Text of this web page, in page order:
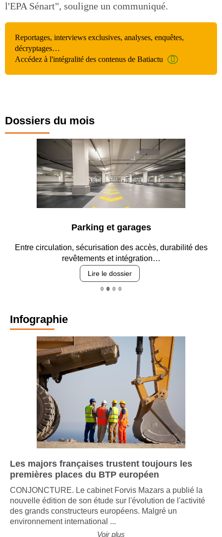
l'EPA Sénart", souligne un communiqué.
Reportages, interviews exclusives, analyses, enquêtes,
décryptages…
Accédez à l'intégralité des contenus de Batiactu
Dossiers du mois
Parking et garages
Entre circulation, sécurisation des accès, durabilité des
revêtements et intégration…
Lire le dossier
Infographie
Les majors françaises trustent toujours les
premières places du BTP européen
CONJONCTURE. Le cabinet Forvis Mazars a publié la
nouvelle édition de son étude sur l'évolution de l'activité
des grands constructeurs européens. Malgré un
environnement international ...
Voir plus